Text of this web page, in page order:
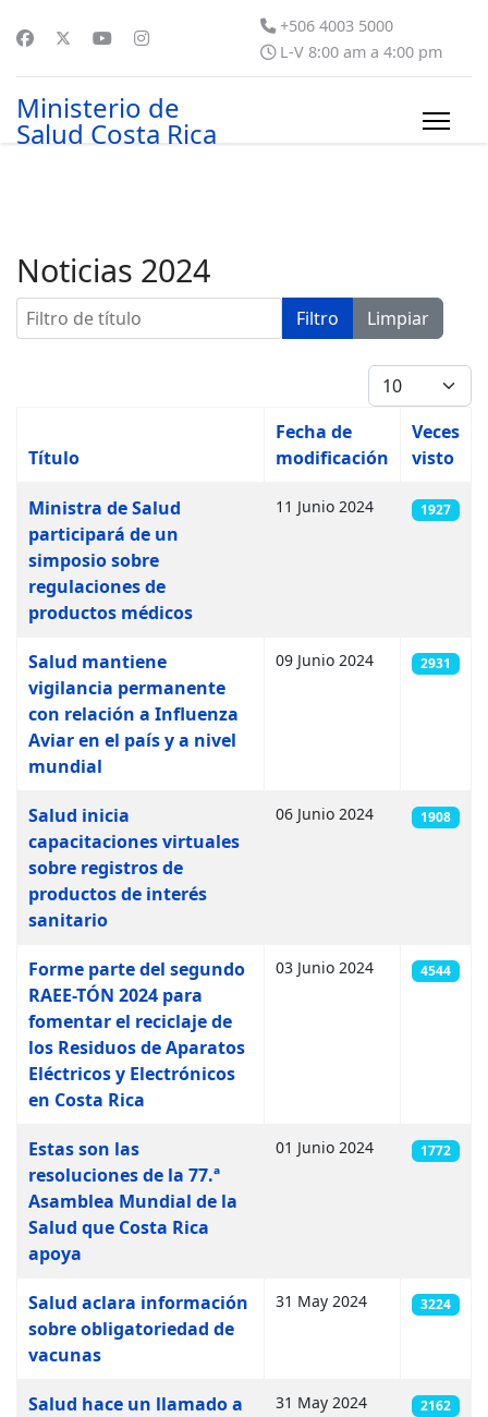
+506 4003 5000
L-V 8:00 am a 4:00 pm
Ministerio de
Salud Costa Rica
Noticias 2024
Filtro de título Filtro Limpiar
Cantidad
Título
Fecha de
modificación
Veces
visto
Ministra de Salud
participará de un
simposio sobre
regulaciones de
productos médicos
11 Junio 2024 1927
Salud mantiene
vigilancia permanente
con relación a Influenza
Aviar en el país y a nivel
mundial
09 Junio 2024 2931
Salud inicia
capacitaciones virtuales
sobre registros de
productos de interés
sanitario
06 Junio 2024 1908
Forme parte del segundo
RAEE-TÓN 2024 para
fomentar el reciclaje de
los Residuos de Aparatos
Eléctricos y Electrónicos
en Costa Rica
03 Junio 2024 4544
Estas son las
resoluciones de la 77.ª
Asamblea Mundial de la
Salud que Costa Rica
apoya
01 Junio 2024 1772
Salud aclara información
sobre obligatoriedad de
vacunas
31 May 2024 3224
Salud hace un llamado a
31 May 2024 2162